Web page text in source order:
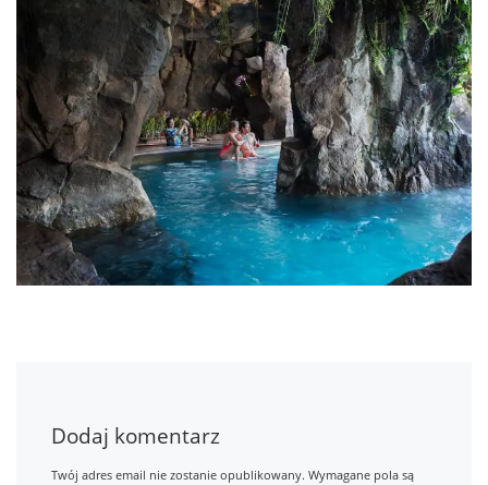
Dodaj komentarz
Twój adres email nie zostanie opublikowany. Wymagane pola są